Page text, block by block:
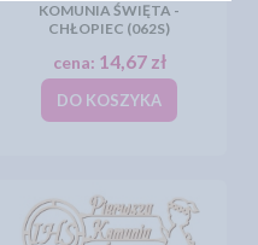
KOMUNIA ŚWIĘTA -
CHŁOPIEC (062S)
cena: 14,67 zł
DO KOSZYKA